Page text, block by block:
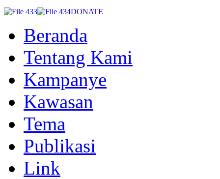
DONATE
Beranda
Tentang Kami
Kampanye
Kawasan
Tema
Publikasi
Link